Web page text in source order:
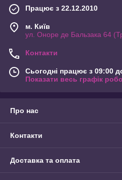
Працює з 22.12.2010
м. Київ
ул. Оноре де Бальзака 64
Контакти
Сьогодні працює з 09:00
Показати весь графік
Про нас
Контакти
Доставка та оплата